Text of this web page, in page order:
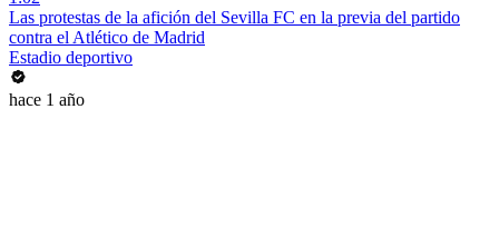
Las protestas de la afición del Sevilla FC en la previa del partido
contra el Atlético de Madrid
Estadio deportivo
hace 1 año